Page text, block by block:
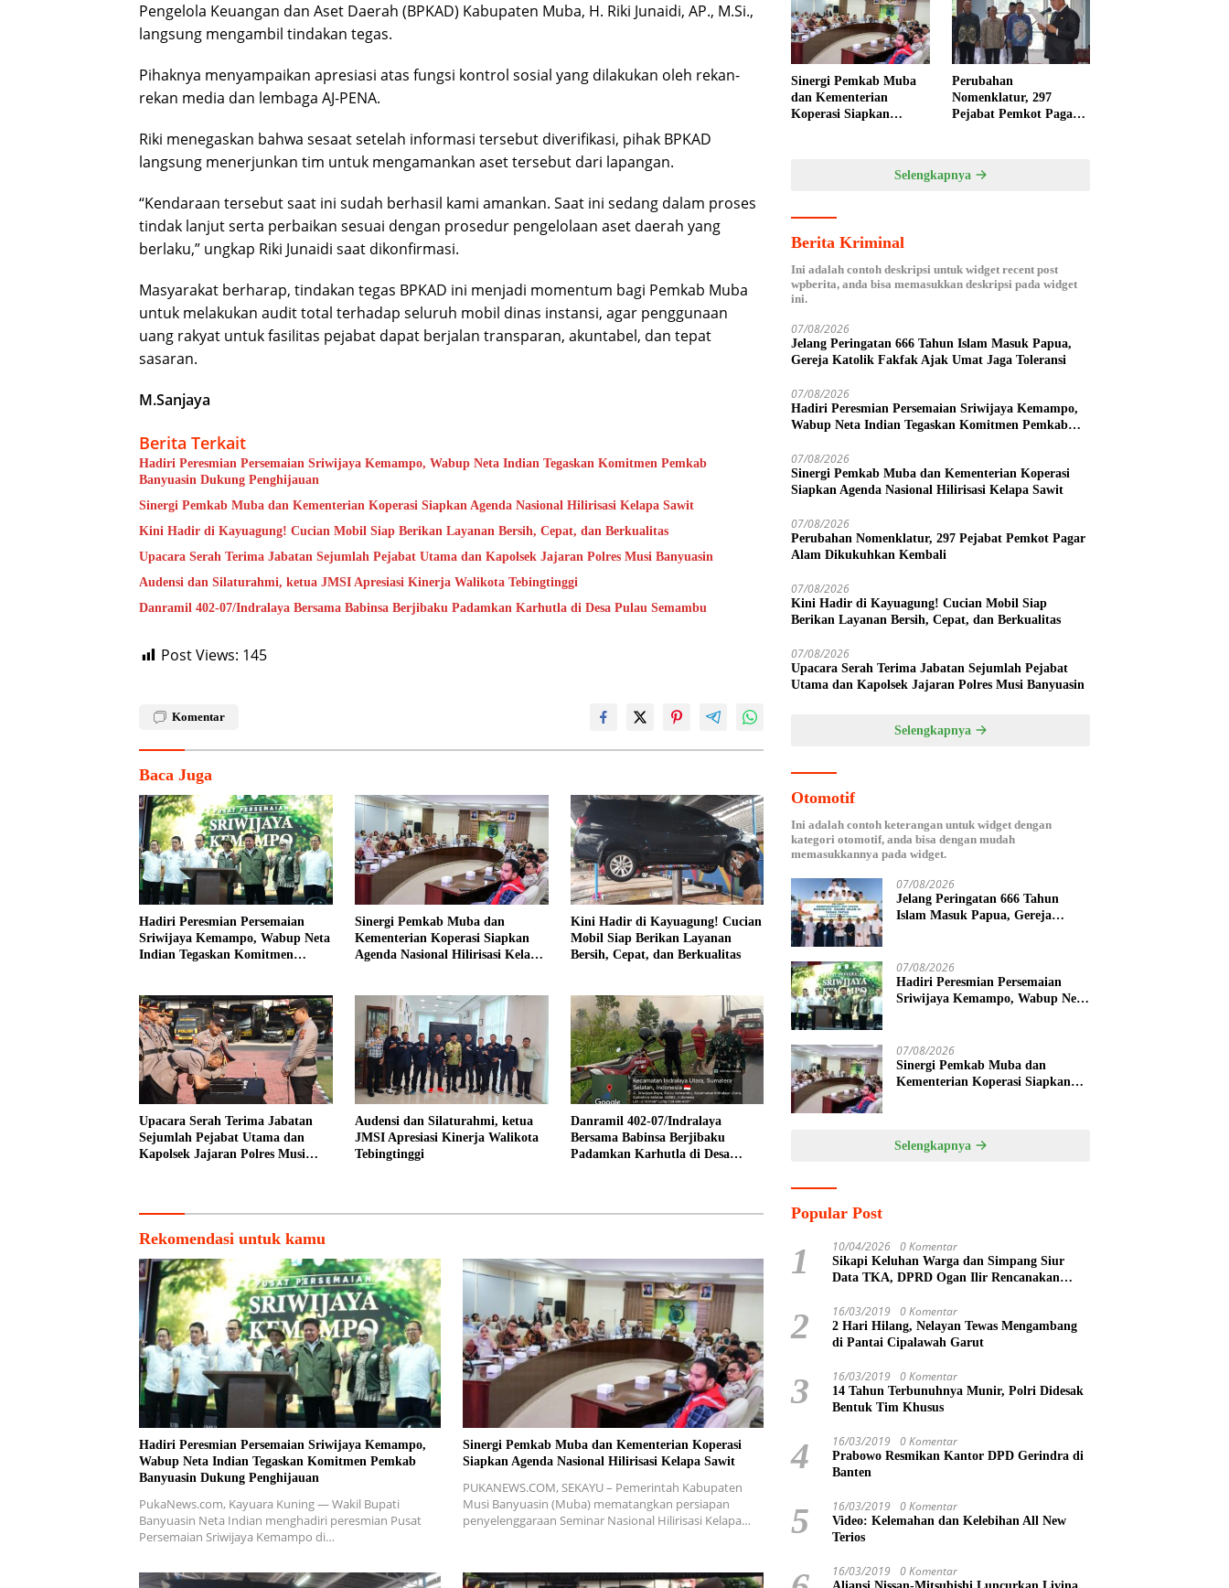
Pengelola Keuangan dan Aset Daerah (BPKAD) Kabupaten Muba, H. Riki Junaidi, AP., M.Si.,
langsung mengambil tindakan tegas.
Pihaknya menyampaikan apresiasi atas fungsi kontrol sosial yang dilakukan oleh rekan-
rekan media dan lembaga AJ-PENA.
Riki menegaskan bahwa sesaat setelah informasi tersebut diverifikasi, pihak BPKAD
langsung menerjunkan tim untuk mengamankan aset tersebut dari lapangan.
“Kendaraan tersebut saat ini sudah berhasil kami amankan. Saat ini sedang dalam proses
tindak lanjut serta perbaikan sesuai dengan prosedur pengelolaan aset daerah yang
berlaku,” ungkap Riki Junaidi saat dikonfirmasi.
Masyarakat berharap, tindakan tegas BPKAD ini menjadi momentum bagi Pemkab Muba
untuk melakukan audit total terhadap seluruh mobil dinas instansi, agar penggunaan
uang rakyat untuk fasilitas pejabat dapat berjalan transparan, akuntabel, dan tepat
sasaran.
M.Sanjaya
Berita Terkait
Hadiri Peresmian Persemaian Sriwijaya Kemampo, Wabup Neta Indian Tegaskan Komitmen Pemkab
Banyuasin Dukung Penghijauan
Sinergi Pemkab Muba dan Kementerian Koperasi Siapkan Agenda Nasional Hilirisasi Kelapa Sawit
Kini Hadir di Kayuagung! Cucian Mobil Siap Berikan Layanan Bersih, Cepat, dan Berkualitas
Upacara Serah Terima Jabatan Sejumlah Pejabat Utama dan Kapolsek Jajaran Polres Musi Banyuasin
Audensi dan Silaturahmi, ketua JMSI Apresiasi Kinerja Walikota Tebingtinggi
Danramil 402-07/Indralaya Bersama Babinsa Berjibaku Padamkan Karhutla di Desa Pulau Semambu
Post Views: 145
Komentar
Baca Juga
Hadiri Peresmian Persemaian
Sriwijaya Kemampo, Wabup Neta
Indian Tegaskan Komitmen
Sinergi Pemkab Muba dan
Kementerian Koperasi Siapkan
Agenda Nasional Hilirisasi Kelapa
Kini Hadir di Kayuagung! Cucian
Mobil Siap Berikan Layanan
Bersih, Cepat, dan Berkualitas
Upacara Serah Terima Jabatan
Sejumlah Pejabat Utama dan
Kapolsek Jajaran Polres Musi
Audensi dan Silaturahmi, ketua
JMSI Apresiasi Kinerja Walikota
Tebingtinggi
Danramil 402-07/Indralaya
Bersama Babinsa Berjibaku
Padamkan Karhutla di Desa
Rekomendasi untuk kamu
Hadiri Peresmian Persemaian Sriwijaya Kemampo,
Wabup Neta Indian Tegaskan Komitmen Pemkab
Banyuasin Dukung Penghijauan
PukaNews.com, Kayuara Kuning — Wakil Bupati
Banyuasin Neta Indian menghadiri peresmian Pusat
Persemaian Sriwijaya Kemampo di…
Sinergi Pemkab Muba dan Kementerian Koperasi
Siapkan Agenda Nasional Hilirisasi Kelapa Sawit
PUKANEWS.COM, SEKAYU – Pemerintah Kabupaten
Musi Banyuasin (Muba) mematangkan persiapan
penyelenggaraan Seminar Nasional Hilirisasi Kelapa…
Banyuasin Dukung
Penghijauan
Sinergi Pemkab Muba
dan Kementerian
Koperasi Siapkan
Perubahan
Nomenklatur, 297
Pejabat Pemkot Pagar
Selengkapnya
Berita Kriminal
Ini adalah contoh deskripsi untuk widget recent post
wpberita, anda bisa memasukkan deskripsi pada widget
ini.
07/08/2026
Jelang Peringatan 666 Tahun Islam Masuk Papua,
Gereja Katolik Fakfak Ajak Umat Jaga Toleransi
07/08/2026
Hadiri Peresmian Persemaian Sriwijaya Kemampo,
Wabup Neta Indian Tegaskan Komitmen Pemkab
07/08/2026
Sinergi Pemkab Muba dan Kementerian Koperasi
Siapkan Agenda Nasional Hilirisasi Kelapa Sawit
07/08/2026
Perubahan Nomenklatur, 297 Pejabat Pemkot Pagar
Alam Dikukuhkan Kembali
07/08/2026
Kini Hadir di Kayuagung! Cucian Mobil Siap
Berikan Layanan Bersih, Cepat, dan Berkualitas
07/08/2026
Upacara Serah Terima Jabatan Sejumlah Pejabat
Utama dan Kapolsek Jajaran Polres Musi Banyuasin
Selengkapnya
Otomotif
Ini adalah contoh keterangan untuk widget dengan
kategori otomotif, anda bisa dengan mudah
memasukkannya pada widget.
07/08/2026
Jelang Peringatan 666 Tahun
Islam Masuk Papua, Gereja
07/08/2026
Hadiri Peresmian Persemaian
Sriwijaya Kemampo, Wabup Neta
Penghijauan
07/08/2026
Sinergi Pemkab Muba dan
Kementerian Koperasi Siapkan
Selengkapnya
Popular Post
1 10/04/2026 0 Komentar
Sikapi Keluhan Warga dan Simpang Siur
Data TKA, DPRD Ogan Ilir Rencanakan
2 16/03/2019 0 Komentar
2 Hari Hilang, Nelayan Tewas Mengambang
di Pantai Cipalawah Garut
3 16/03/2019 0 Komentar
14 Tahun Terbunuhnya Munir, Polri Didesak
Bentuk Tim Khusus
4 16/03/2019 0 Komentar
Prabowo Resmikan Kantor DPD Gerindra di
Banten
5 16/03/2019 0 Komentar
Video: Kelemahan dan Kelebihan All New
Terios
16/03/2019 0 Komentar